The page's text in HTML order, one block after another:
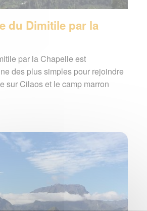
du Dimitile par la
par la Chapelle est
des plus simples pour rejoindre
sur Cilaos et le camp marron